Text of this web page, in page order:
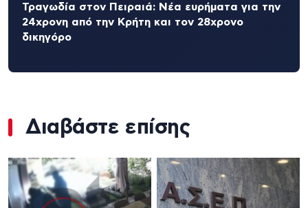
Τραγωδία στον Πειραιά: Νέα ευρήματα για την
24χρονη από την Κρήτη και τον 28χρονο
δικηγόρο
Διαβάστε επίσης